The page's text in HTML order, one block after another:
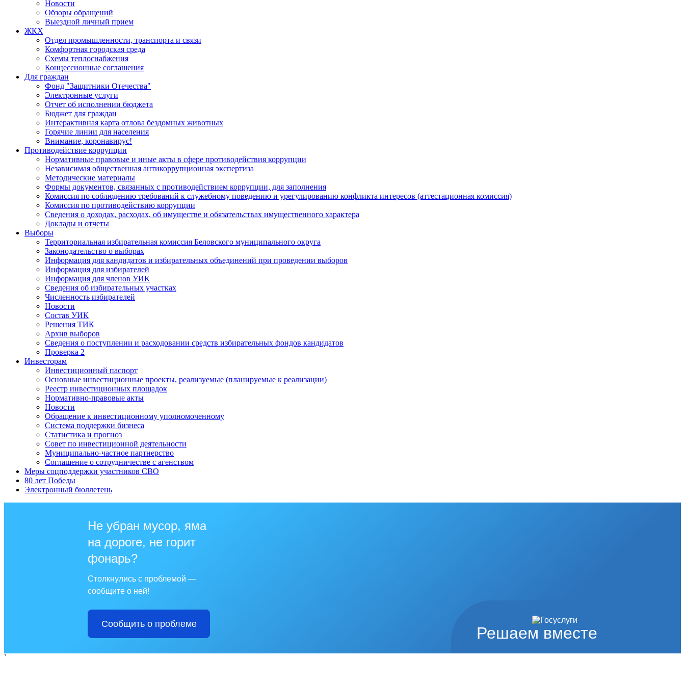
Новости
Обзоры обращений
Выездной личный прием
ЖКХ
Отдел промышленности, транспорта и связи
Комфортная городская среда
Схемы теплоснабжения
Концессионные соглашения
Для граждан
Фонд "Защитники Отечества"
Электронные услуги
Отчет об исполнении бюджета
Бюджет для граждан
Интерактивная карта отлова бездомных животных
Горячие линии для населения
Внимание, коронавирус!
Противодействие коррупции
Нормативные правовые и иные акты в сфере противодействия коррупции
Независимая общественная антикоррупционная экспертиза
Методические материалы
Формы документов, связанных с противодействием коррупции, для заполнения
Комиссия по соблюдению требований к служебному поведению и урегулированию конфликта интересов (аттестационная комиссия)
Комиссия по противодействию коррупции
Сведения о доходах, расходах, об имуществе и обязательствах имущественного характера
Доклады и отчеты
Выборы
Территориальная избирательная комиссия Беловского муниципального округа
Законодательство о выборах
Информация для кандидатов и избирательных объединений при проведении выборов
Информация для избирателей
Информация для членов УИК
Сведения об избирательных участках
Численность избирателей
Новости
Состав УИК
Решения ТИК
Архив выборов
Сведения о поступлении и расходовании средств избирательных фондов кандидатов
Проверка 2
Инвесторам
Инвестиционный паспорт
Основные инвестиционные проекты, реализуемые (планируемые к реализации)
Реестр инвестиционных площадок
Нормативно-правовые акты
Новости
Обращение к инвестиционному уполномоченному
Система поддержки бизнеса
Статистика и прогноз
Совет по инвестиционной деятельности
Муниципально-частное партнерство
Соглашение о сотрудничестве с агенством
Меры соцподдержки участников СВО
80 лет Победы
Электронный бюллетень
Решаем вместе
Не убран мусор, яма
на дороге, не горит
фонарь?
Столкнулись с проблемой —
сообщите о ней!
Сообщить о проблеме
`